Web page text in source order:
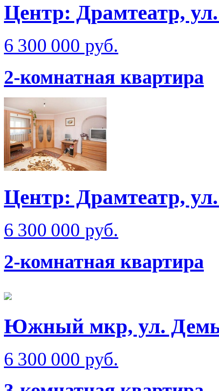
Центр: Драмтеатр,
6 300 000 руб.
2-комнатная квартира
Центр: Драмтеатр,
6 300 000 руб.
2-комнатная квартира
Южный мкр, ул.
6 300 000 руб.